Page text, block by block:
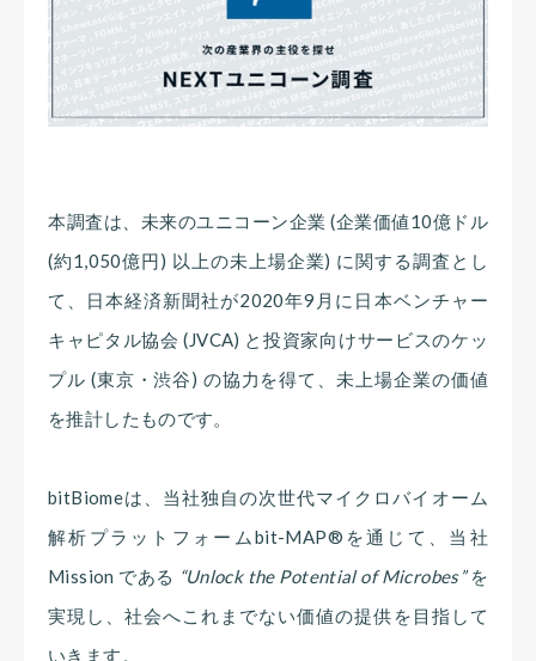
本調査は、未来のユニコーン企業 (企業価値10億ドル
(約1,050億円) 以上の未上場企業) に関する調査とし
て、日本経済新聞社が2020年9月に日本ベンチャー
キャピタル協会 (JVCA) と投資家向けサービスのケッ
プル (東京・渋谷) の協力を得て、未上場企業の価値
を推計したものです。
bitBiomeは、当社独自の次世代マイクロバイオーム
解析プラットフォームbit-MAP®を通じて、当社
Mission である “Unlock the Potential of Microbes” を
実現し、社会へこれまでない価値の提供を目指して
いきます。